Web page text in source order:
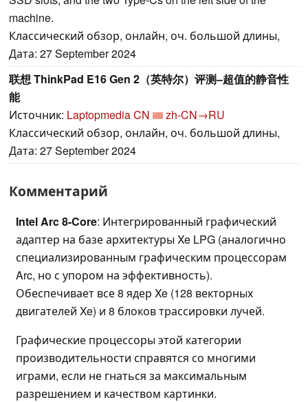
machine.
Классический обзор, онлайн, оч. большой длины,
Дата: 27 September 2024
联想 ThinkPad E16 Gen 2（英特尔）评测–超值的静音性
能
Источник: Laptopmedia CN
zh-CN→RU
Классический обзор, онлайн, оч. большой длины,
Дата: 27 September 2024
Комментарий
Intel Arc 8-Core: Интегрированный графический
адаптер на базе архитектуры Xe LPG (аналогично
специализированным графическим процессорам
Arc, но с упором на эффективность).
Обеспечивает все 8 ядер Xe (128 векторных
двигателей Xe) и 8 блоков трассировки лучей.
Графические процессоры этой категории
производительности справятся со многими
играми, если не гнаться за максимальным
разрешением и качеством картинки.